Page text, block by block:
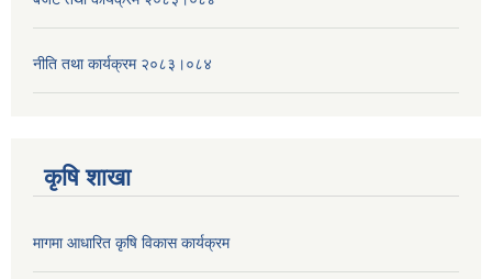
नीति तथा कार्यक्रम २०८३।०८४
कृषि शाखा
मागमा आधारित कृषि विकास कार्यक्रम